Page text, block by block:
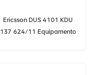
Ericsson DUS 4101 KDU
137 624/11 Equipamento